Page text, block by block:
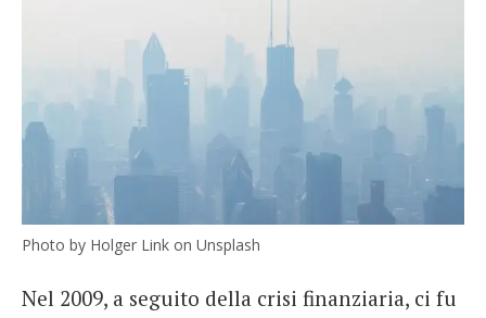
Photo by Holger Link on Unsplash
Nel 2009, a seguito della crisi finanziaria, ci fu